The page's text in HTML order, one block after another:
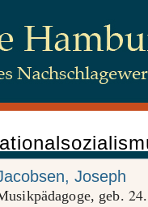
Joseph
geb. 24.
Beim Schlump 83,